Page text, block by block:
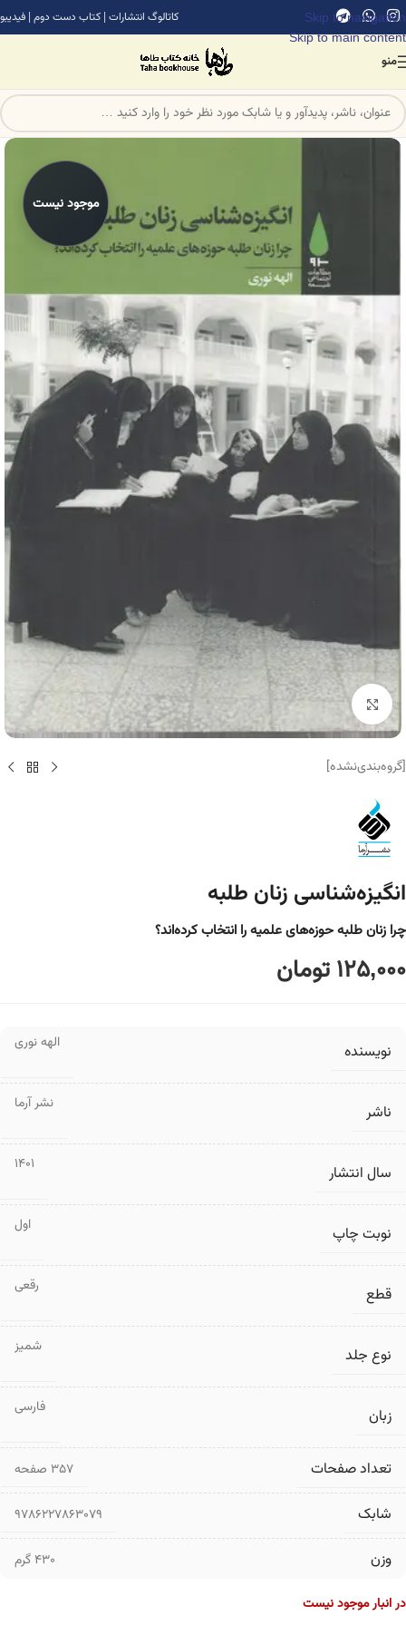
Skip to navigation
Skip to main content
کاتالوگ انتشارات | کتاب دست دوم | فیدیبو
منو
موجود نیست
برای بزرگنمایی کلیک کنید
[گروه‌بندی‌نشده]
انگیزه‌شناسی زنان طلبه
چرا زنان طلبه حوزه‌های علمیه را انتخاب کرده‌اند؟
125,000تومان
نویسنده الهه نوری
ناشر نشر آرما
سال انتشار 1401
نوبت چاپ اول
قطع رقعی
نوع جلد شمیز
زبان فارسی
تعداد صفحات ۳۵۷ صفحه
شابک 9786227863079
وزن 430 گرم
در انبار موجود نیست